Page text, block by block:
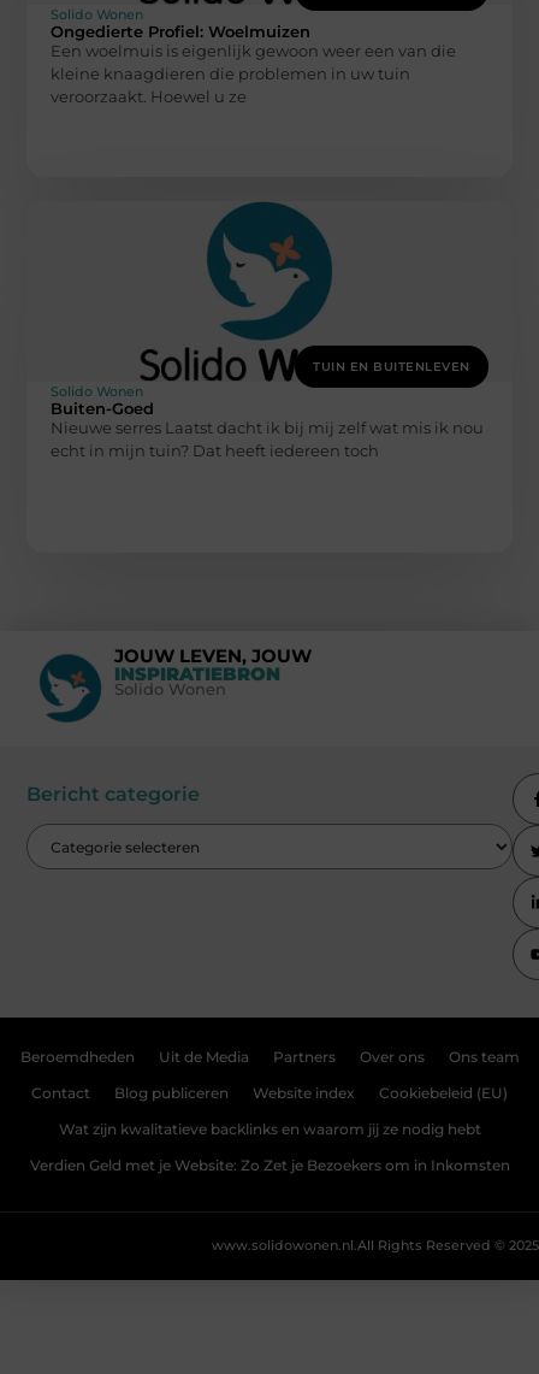
Solido Wonen
Ongedierte Profiel: Woelmuizen
Een woelmuis is eigenlijk gewoon weer een van die
kleine knaagdieren die problemen in uw tuin
veroorzaakt. Hoewel u ze
TUIN EN BUITENLEVEN
Solido Wonen
Buiten-Goed
Nieuwe serres Laatst dacht ik bij mij zelf wat mis ik nou
echt in mijn tuin? Dat heeft iedereen toch
JOUW LEVEN, JOUW
INSPIRATIEBRON
Solido Wonen
Bericht categorie
Beroemdheden Uit de Media Partners Over ons Ons team
Contact Blog publiceren Website index Cookiebeleid (EU)
Wat zijn kwalitatieve backlinks en waarom jij ze nodig hebt
Verdien Geld met je Website: Zo Zet je Bezoekers om in Inkomsten
All Rights Reserved © 2025
www.solidowonen.nl.